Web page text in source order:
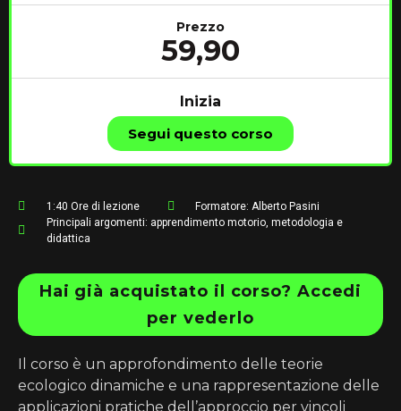
Prezzo
59,90
Inizia
Segui questo corso
1:40 Ore di lezione Formatore: Alberto Pasini
Principali argomenti: apprendimento motorio, metodologia e
didattica
Hai già acquistato il corso? Accedi
per vederlo
Il corso è un approfondimento delle teorie
ecologico dinamiche e una rappresentazione delle
applicazioni pratiche dell’approccio per vincoli